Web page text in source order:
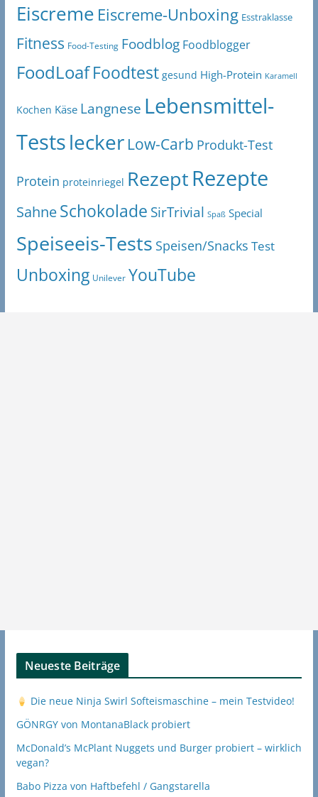
Eiscreme Eiscreme-Unboxing Esstraklasse
Fitness Food-Testing Foodblog Foodblogger
FoodLoaf Foodtest gesund High-Protein Karamell
Kochen Käse Langnese Lebensmittel-
Testslecker Low-Carb Produkt-Test
Protein proteinriegel RezeptRezepte
SahneSchokolade SirTrivial Spaß Special
Speiseeis-Tests Speisen/Snacks Test
Unboxing Unilever YouTube
Neueste Beiträge
Die neue Ninja Swirl Softeismaschine – mein Testvideo!
GÖNRGY von MontanaBlack probiert
McDonald’s McPlant Nuggets und Burger probiert – wirklich
vegan?
Babo Pizza von Haftbefehl / Gangstarella